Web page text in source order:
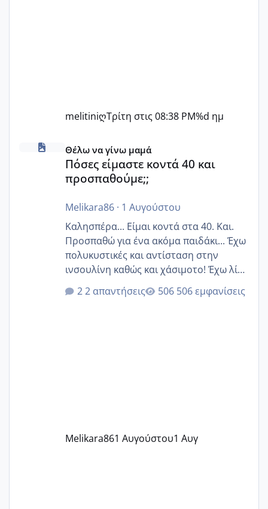
melitiniღΤρίτη στις 08:38 PM%d ημ
Πόσες είμαστε κοντά 40 και προσπαθούμε;;
Θέλω να γίνω μαμά
Πόσες είμαστε κοντά 40 και
προσπαθούμε;;
Melikara86· 1 Αυγούστου
Καλησπέρα... Είμαι κοντά στα 40. Και.
Προσπαθώ για ένα ακόμα παιδάκι... Έχω
πολυκυστικές και αντίσταση στην
ινσουλίνη καθώς και χάσιμοτο! Έχω λίγα
κιλά παραπάνω και όσο κ αν προσπαθώ
δεν χάνω εύκολα! Προσπαθώ για ακόμη
2 απαντήσεις 506 εμφανίσεις
Melikara861 Αυγούστου1 Αυγ